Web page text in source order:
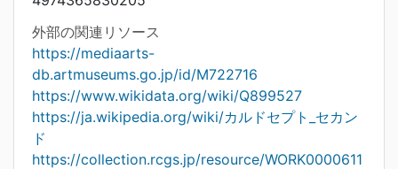
外部の関連リソース
https://mediaarts-
db.artmuseums.go.jp/id/M722716
https://www.wikidata.org/wiki/Q899527
https://ja.wikipedia.org/wiki/カルドセプト_セカン
ド
https://collection.rcgs.jp/resource/WORK0000611